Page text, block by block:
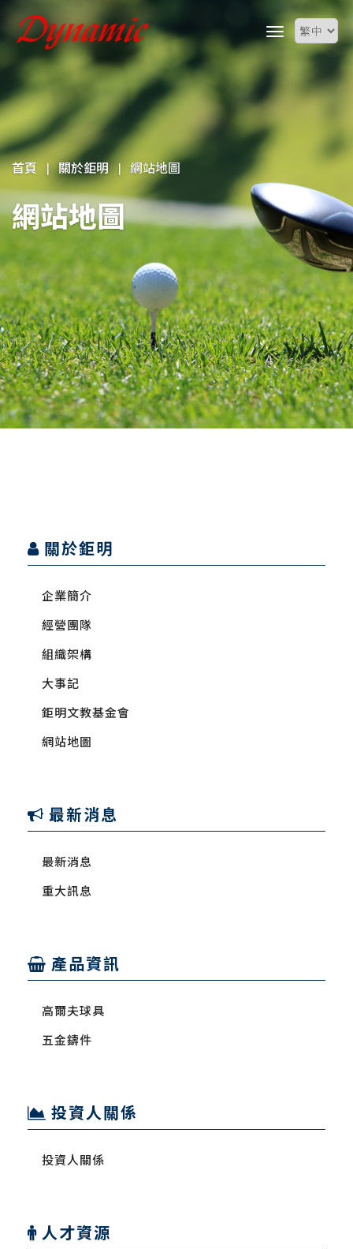
首頁 | 關於鉅明 | 網站地圖
網站地圖
關於鉅明
企業簡介
經營團隊
組織架構
大事記
鉅明文教基金會
網站地圖
最新消息
最新消息
重大訊息
產品資訊
高爾夫球具
五金鑄件
投資人關係
投資人關係
人才資源